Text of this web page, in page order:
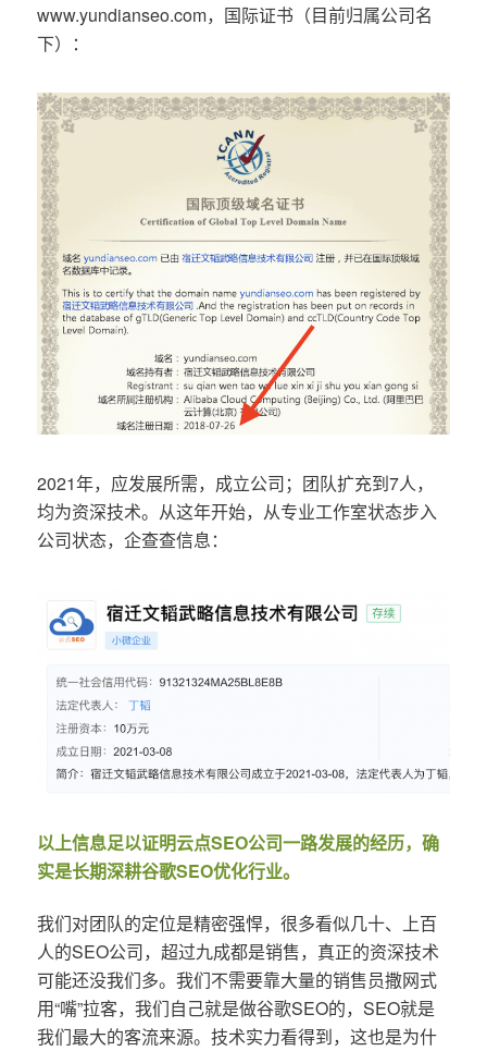
www.yundianseo.com，国际证书（目前归属公司名
下）：
2021年，应发展所需，成立公司；团队扩充到7人，
均为资深技术。从这年开始，从专业工作室状态步入
公司状态，企查查信息：
以上信息足以证明云点SEO公司一路发展的经历，确
实是长期深耕谷歌SEO优化行业。
我们对团队的定位是精密强悍，很多看似几十、上百
人的SEO公司，超过九成都是销售，真正的资深技术
可能还没我们多。我们不需要靠大量的销售员撒网式
用“嘴”拉客，我们自己就是做谷歌SEO的，SEO就是
我们最大的客流来源。技术实力看得到，这也是为什